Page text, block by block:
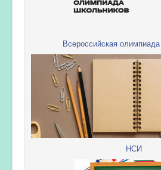
Всероссийская
НСИ